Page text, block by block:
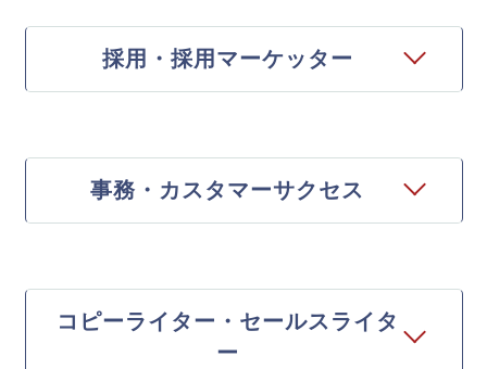
採用・採用マーケッター
事務・カスタマーサクセス
コピーライター・セールスライタ
ー